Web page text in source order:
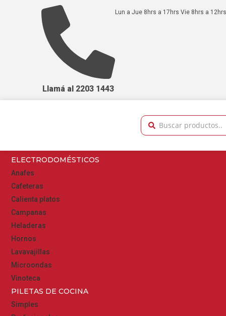
Llamá al 2203 1443
Lun a Jue 8hrs a 17hrs Vie 8hrs a
ELECTRODOMÉSTICOS
Anafes
Cafeteras
Calienta platos
Campanas
Heladeras
Hornos
Lavavajillas
Microondas
Vinoteca
PILETAS DE COCINA
Simples